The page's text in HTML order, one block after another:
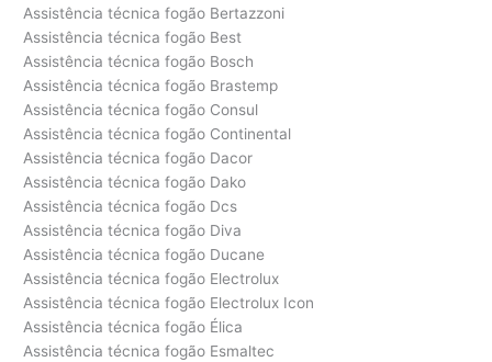
Assistência técnica fogão Bertazzoni
Assistência técnica fogão Best
Assistência técnica fogão Bosch
Assistência técnica fogão Brastemp
Assistência técnica fogão Consul
Assistência técnica fogão Continental
Assistência técnica fogão Dacor
Assistência técnica fogão Dako
Assistência técnica fogão Dcs
Assistência técnica fogão Diva
Assistência técnica fogão Ducane
Assistência técnica fogão Electrolux
Assistência técnica fogão Electrolux Icon
Assistência técnica fogão Élica
Assistência técnica fogão Esmaltec